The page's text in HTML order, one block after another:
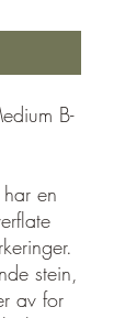
B-
en
stein,
av for